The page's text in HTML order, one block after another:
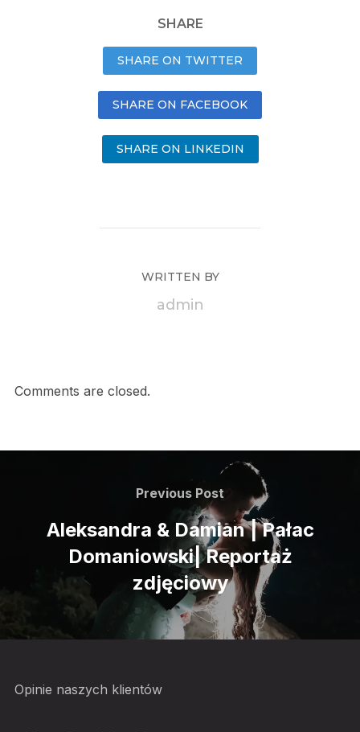
SHARE
SHARE ON TWITTER
SHARE ON FACEBOOK
SHARE ON LINKEDIN
WRITTEN BY
admin
Comments are closed.
Previous Post
Aleksandra & Damian | Pałac
Domaniowski| Reportaż
zdjęciowy
Opinie naszych klientów